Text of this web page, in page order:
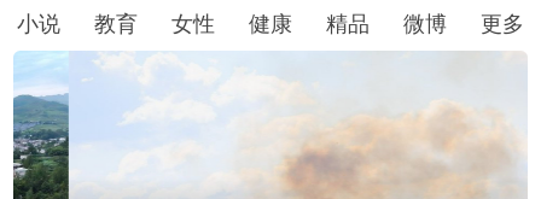
小说
教育 女性 健康 精品 微博 更多